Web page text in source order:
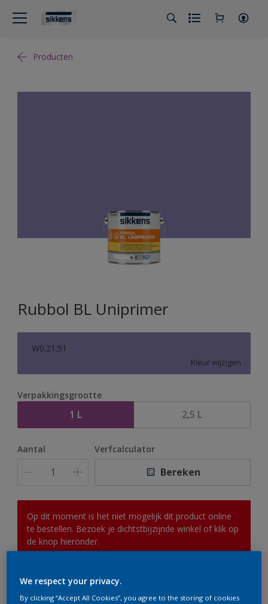
Producten
Rubbol BL Uniprimer
W0.21.51
Kleur wijzigen
Verpakkingsgrootte
1 L 2,5 L
Aantal Verfcalculator
Bereken
Op dit moment is het niet mogelijk dit product online
te bestellen. Bezoek je dichtstbijzijnde winkel of klik op
de knop hieronder.
Boodschappenlijst
We respect your privacy.
By clicking “Accept All Cookies”, you agree to the storing of cookies